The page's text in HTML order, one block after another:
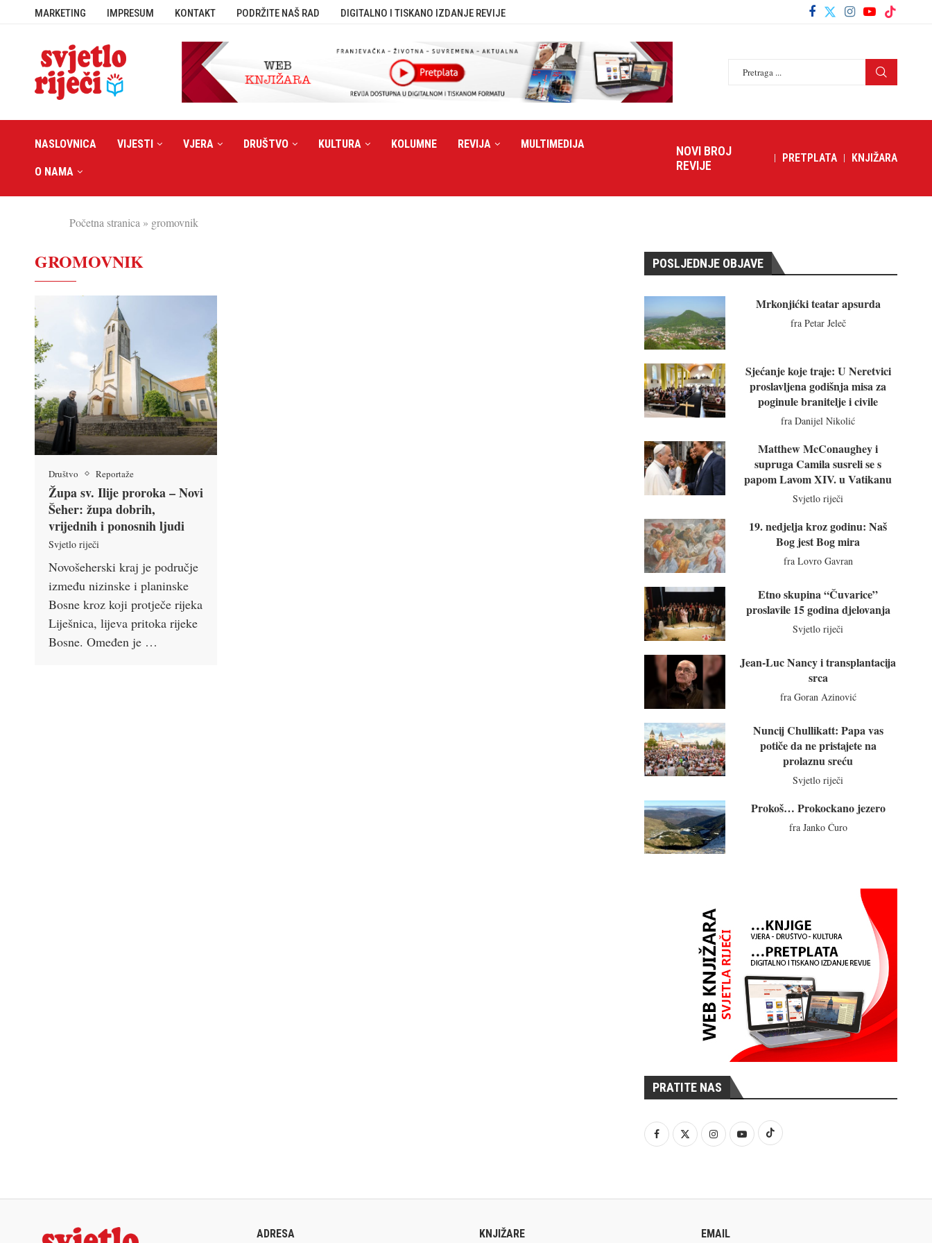
MARKETING IMPRESUM KONTAKT PODRŽITE NAŠ RAD DIGITALNO I TISKANO IZDANJE REVIJE
NASLOVNICA VIJESTI VJERA DRUŠTVO KULTURA KOLUMNE REVIJA MULTIMEDIJA
O NAMA
NOVI BROJ
REVIJE
PRETPLATA KNJIŽARA
Početna stranica » gromovnik
GROMOVNIK
Društvo Reportaže
Župa sv. Ilije proroka – Novi
Šeher: župa dobrih,
vrijednih i ponosnih ljudi
Svjetlo riječi
Novošeherski kraj je područje
između nizinske i planinske
Bosne kroz koji protječe rijeka
Liješnica, lijeva pritoka rijeke
Bosne. Omeđen je …
POSLJEDNJE OBJAVE
Mrkonjićki teatar apsurda
fra Petar Jeleč
Sjećanje koje traje: U Neretvici
proslavljena godišnja misa za
poginule branitelje i civile
fra Danijel Nikolić
Matthew McConaughey i
supruga Camila susreli se s
papom Lavom XIV. u Vatikanu
Svjetlo riječi
19. nedjelja kroz godinu: Naš
Bog jest Bog mira
fra Lovro Gavran
Etno skupina “Čuvarice”
proslavile 15 godina djelovanja
Svjetlo riječi
Jean-Luc Nancy i transplantacija
srca
fra Goran Azinović
Nuncij Chullikatt: Papa vas
potiče da ne pristajete na
prolaznu sreću
Svjetlo riječi
Prokoš… Prokockano jezero
fra Janko Ćuro
PRATITE NAS
ADRESA KNJIŽARE EMAIL